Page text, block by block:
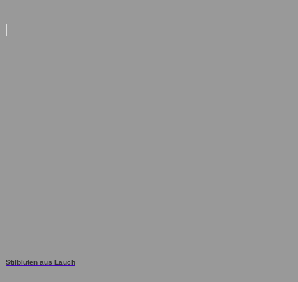
Stilblüten aus Lauch